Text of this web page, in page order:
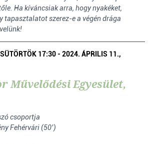
Ha kíváncsiak arra, hogy nyakéket,
tapasztalatot szerez-e a végén drága
17:30 - 2024. ÁPRILIS 11.,
Művelődési Egyesület,
csoportja
Fehérvári (50’)